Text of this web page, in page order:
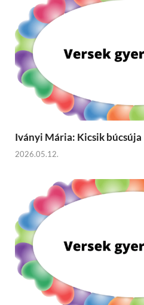
Iványi Mária: Kicsik búcsúja
2026.05.12.